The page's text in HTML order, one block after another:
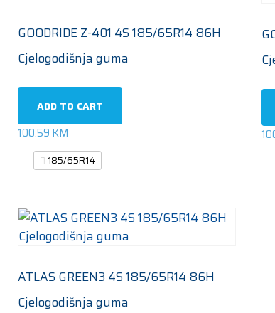
GOODRIDE Z-401 4S 185/65R14 86H
Cjelogodišnja guma
ADD TO CART
100.59 KM
185/65R14
ATLAS GREEN3 4S 185/65R14 86H
Cjelogodišnja guma